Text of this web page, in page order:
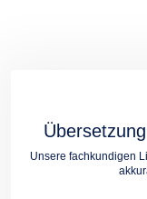
Unsere fachkundigen